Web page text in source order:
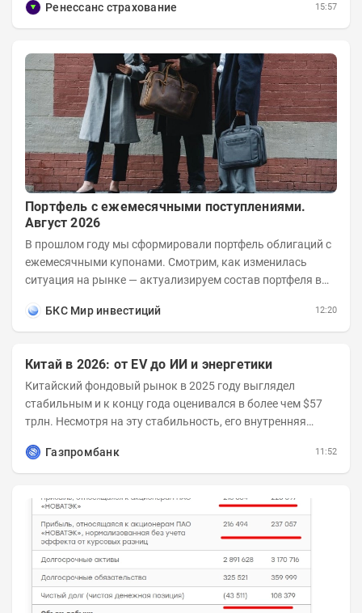
Ренессанс страхование
15:57
Портфель с ежемесячными поступлениями.
Август 2026
В прошлом году мы сформировали портфель облигаций с
ежемесячными купонами. Смотрим, как изменилась
ситуация на рынке — актуализируем состав портфеля в
БКС Мир инвестиций
12:20
Китай в 2026: от EV до ИИ и энергетики
Китайский фондовый рынок в 2025 году выглядел
стабильным и к концу года оценивался в более чем $57
трлн. Несмотря на эту стабильность, его внутренняя
Газпромбанк
11:52